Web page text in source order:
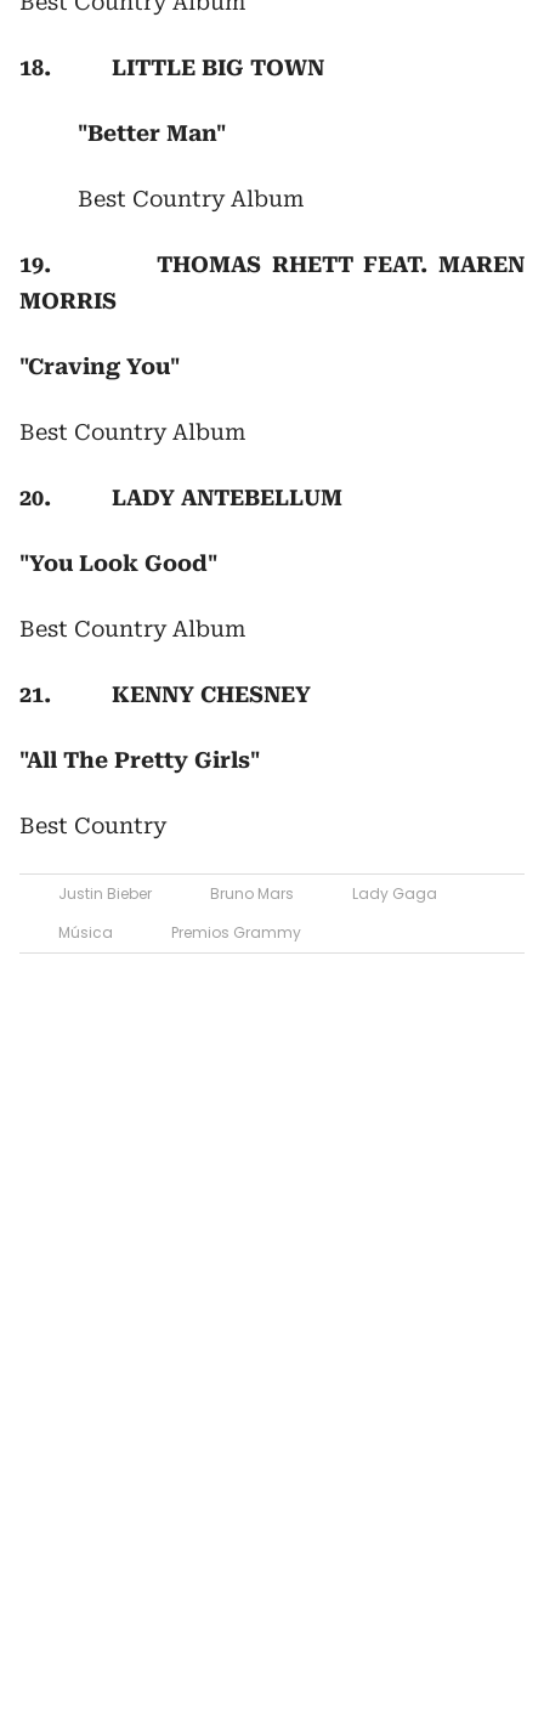
18. LITTLE BIG TOWN
"Better Man"
Best Country Album
19. THOMAS RHETT FEAT. MAREN
MORRIS
"Craving You"
Best Country Album
20. LADY ANTEBELLUM
"You Look Good"
Best Country Album
21. KENNY CHESNEY
"All The Pretty Girls"
Best Country
Justin Bieber Bruno Mars
Lady Gaga
Música
Premios Grammy